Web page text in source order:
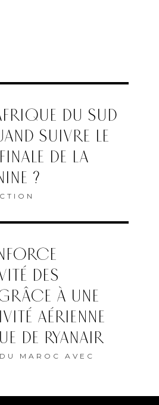
DU SUD
SUIVRE LE
DE LA
?
DES
À UNE
AÉRIENNE
DE RYANAIR
MAROC AVEC